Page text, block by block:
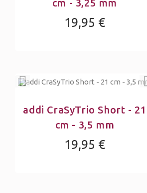
cm - 3,25 mm
19,95 €
addi CraSyTrio Short - 21
cm - 3,5 mm
19,95 €